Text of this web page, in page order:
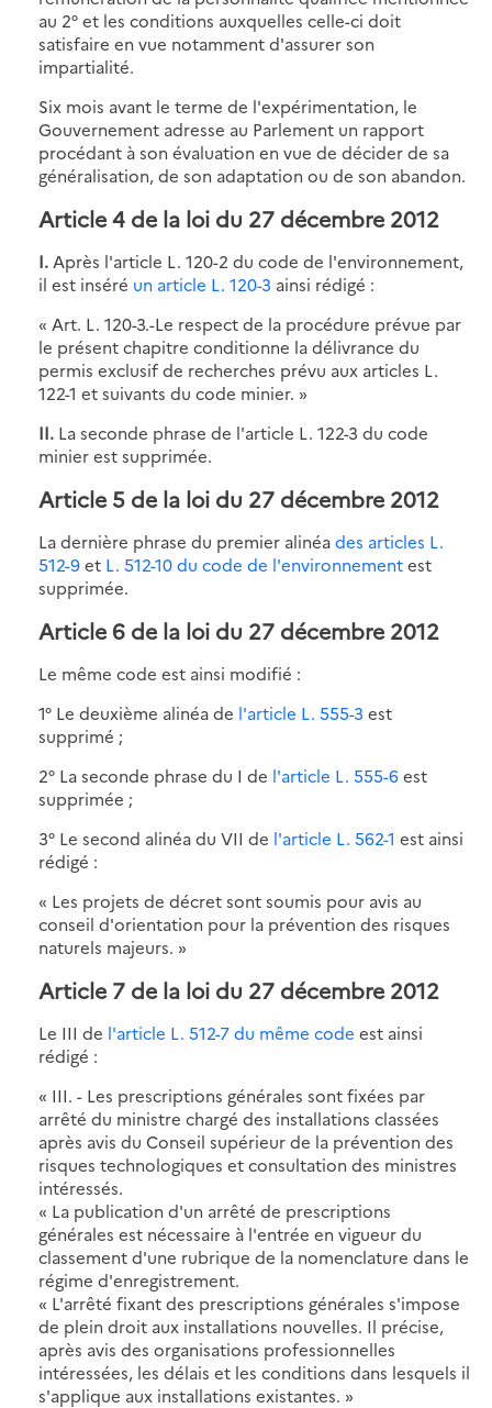
au 2° et les conditions auxquelles celle-ci doit
satisfaire en vue notamment d'assurer son
impartialité.
Six mois avant le terme de l'expérimentation, le
Gouvernement adresse au Parlement un rapport
procédant à son évaluation en vue de décider de sa
généralisation, de son adaptation ou de son abandon.
Article 4 de la loi du 27 décembre 2012
I. Après l'article L. 120-2 du code de l'environnement,
il est inséré un article L. 120-3 ainsi rédigé :
« Art. L. 120-3.-Le respect de la procédure prévue par
le présent chapitre conditionne la délivrance du
permis exclusif de recherches prévu aux articles L.
122-1 et suivants du code minier. »
II. La seconde phrase de l'article L. 122-3 du code
minier est supprimée.
Article 5 de la loi du 27 décembre 2012
La dernière phrase du premier alinéades articles L.
512-9et L. 512-10 du code de l'environnementest
supprimée.
Article 6 de la loi du 27 décembre 2012
Le même code est ainsi modifié :
1° Le deuxième alinéa de l'article L. 555-3 est
supprimé ;
2° La seconde phrase du I de l'article L. 555-6est
supprimée ;
3° Le second alinéa du VII de l'article L. 562-1 est ainsi
rédigé :
« Les projets de décret sont soumis pour avis au
conseil d'orientation pour la prévention des risques
naturels majeurs. »
Article 7 de la loi du 27 décembre 2012
Le III de l'article L. 512-7 du même code est ainsi
rédigé :
« III. - Les prescriptions générales sont fixées par
arrêté du ministre chargé des installations classées
après avis du Conseil supérieur de la prévention des
risques technologiques et consultation des ministres
intéressés.
« La publication d'un arrêté de prescriptions
générales est nécessaire à l'entrée en vigueur du
classement d'une rubrique de la nomenclature dans le
régime d'enregistrement.
« L'arrêté fixant des prescriptions générales s'impose
de plein droit aux installations nouvelles. Il précise,
après avis des organisations professionnelles
intéressées, les délais et les conditions dans lesquels il
s'applique aux installations existantes. »